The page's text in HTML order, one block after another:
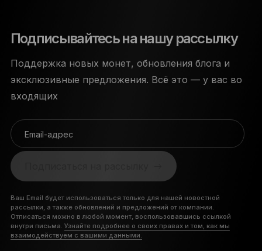
Подписывайтесь на нашу рассылку
Поддержка новых монет, обновления блога и
эксклюзивные предложения. Всё это — у вас во
входящих
Email-адрес
Ваш Email будет использоваться только для нашей новостной
рассылки, а также обновлений и предложений от компании.
Отписаться можно в любой момент, воспользовавшись ссылкой
внутри письма. Узнайте подробнее о своих правах и том, как мы
взаимодействуем с вашими данными.